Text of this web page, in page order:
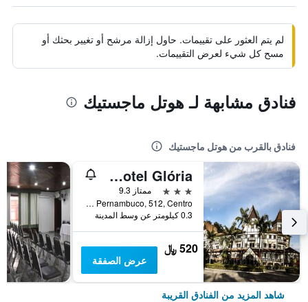
لم يتم العثور على تقييمات. حاول إزالة مرشح أو تغيير بحثك أو
مسح كل شيء لعرض التقييمات.
فنادق مشابهة لـ هوتل ماجستيك
فنادق بالقرب من هوتل ماجستيك
Grande Hotel Glória
3 نجوم
ممتاز 9.3
Rua Pernambuco, 512, Centro, اغواس دي ليندويا, البرازيل
0.3 كيلومتر عن وسط المدينة
520 ﷼
عرض الصفقة
شاهد المزيد من الفنادق القريبة